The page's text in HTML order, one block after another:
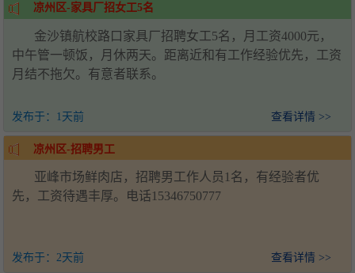
凉州区-家具厂招女工5名
金沙镇航校路口家具厂招聘女工5名，月工资4000元，
中午管一顿饭，月休两天。距离近和有工作经验优先，工资
月结不拖欠。有意者联系。
发布于： 1天前 查看详情 >>
凉州区-招聘男工
亚峰市场鲜肉店，招聘男工作人员1名，有经验者优
先，工资待遇丰厚。电话15346750777
发布于： 2天前 查看详情 >>